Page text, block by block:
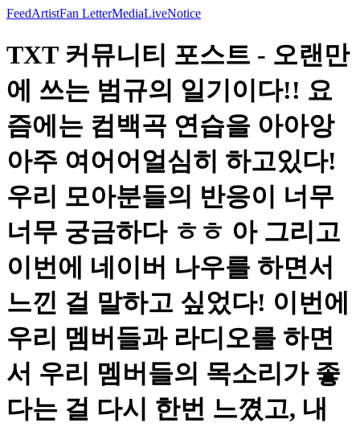
FeedArtistFan LetterMediaLiveNotice
TXT 커뮤니티 포스트 - 오랜만
에 쓰는 범규의 일기이다!! 요
즘에는 컴백곡 연습을 아아앙
아주 여어어얼심히 하고있다!
우리 모아분들의 반응이 너무
너무 궁금하다 ㅎㅎ 아 그리고
이번에 네이버 나우를 하면서
느낀 걸 말하고 싶었다! 이번에
우리 멤버들과 라디오를 하면
서 우리 멤버들의 목소리가 좋
다는 걸 다시 한번 느꼈고, 내